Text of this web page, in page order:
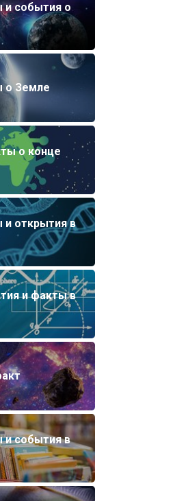
и события о
о Земле
о конце
открытия в
и факты в
и события в